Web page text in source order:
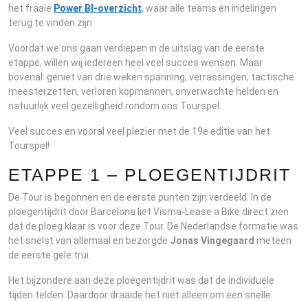
het fraaie Power BI-overzicht, waar alle teams en indelingen
terug te vinden zijn.
Voordat we ons gaan verdiepen in de uitslag van de eerste
etappe, willen wij iedereen heel veel succes wensen. Maar
bovenal: geniet van drie weken spanning, verrassingen, tactische
meesterzetten, verloren kopmannen, onverwachte helden en
natuurlijk veel gezelligheid rondom ons Tourspel.
Veel succes en vooral veel plezier met de 19e editie van het
Tourspel!
ETAPPE 1 – PLOEGENTIJDRIT
De Tour is begonnen en de eerste punten zijn verdeeld. In de
ploegentijdrit door Barcelona liet Visma-Lease a Bike direct zien
dat de ploeg klaar is voor deze Tour. De Nederlandse formatie was
het snelst van allemaal en bezorgde Jonas Vingegaard meteen
de eerste gele trui.
Het bijzondere aan deze ploegentijdrit was dat de individuele
tijden telden. Daardoor draaide het niet alleen om een snelle